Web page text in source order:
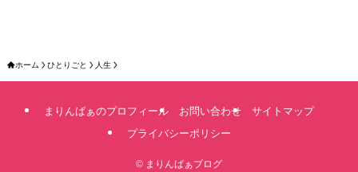
ホーム ひとりごと 人生
まりんばぁのプロフィール お問い合わせ
サイトマップ
プライバシーポリシー
© まりんばぁブログ